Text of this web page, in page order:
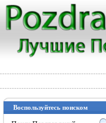
Воспользуйтесь поиском